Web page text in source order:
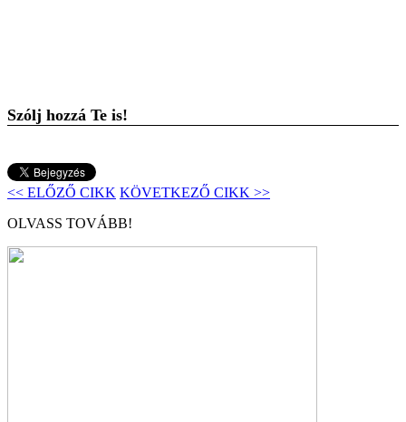
Szólj hozzá Te is!
<< ELŐZŐ CIKK KÖVETKEZŐ CIKK >>
OLVASS TOVÁBB!